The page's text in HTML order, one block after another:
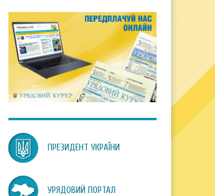
ПРЕЗИДЕНТ УКРАЇНИ
УРЯДОВИЙ ПОРТАЛ